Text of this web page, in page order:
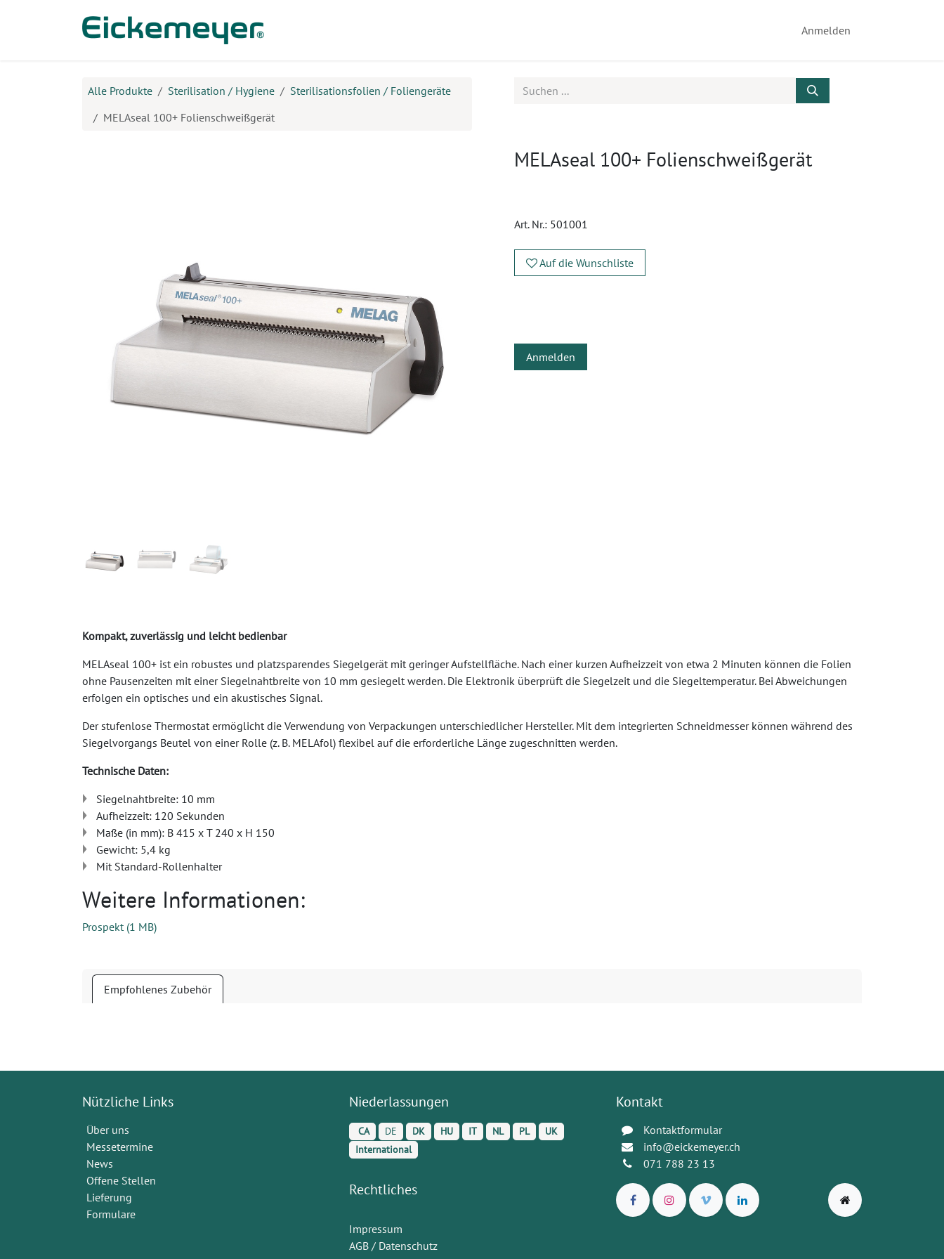
Anmelden
Alle Produkte Sterilisation / Hygiene
Sterilisationsfolien / Foliengeräte
MELAseal 100+ Folienschweißgerät
MELAseal 100+ Folienschweißgerät
Art. Nr.: 501001
Auf die Wunschliste
Anmelden
Kompakt, zuverlässig und leicht bedienbar
MELAseal 100+ ist ein robustes und platzsparendes Siegelgerät mit geringer Aufstellfläche. Nach einer kurzen Aufheizzeit von etwa 2 Minuten können die Folien
ohne Pausenzeiten mit einer Siegelnahtbreite von 10 mm gesiegelt werden. Die Elektronik überprüft die Siegelzeit und die Siegeltemperatur. Bei Abweichungen
erfolgen ein optisches und ein akustisches Signal.
Der stufenlose Thermostat ermöglicht die Verwendung von Verpackungen unterschiedlicher Hersteller. Mit dem integrierten Schneidmesser können während des
Siegelvorgangs Beutel von einer Rolle (z. B. MELAfol) flexibel auf die erforderliche Länge zugeschnitten werden.
Technische Daten:
Siegelnahtbreite: 10 mm
Aufheizzeit: 120 Sekunden
Maße (in mm): B 415 x T 240 x H 150
Gewicht: 5,4 kg
Mit Standard-Rollenhalter
Weitere Informationen:
Prospekt(1 MB)
Empfohlenes Zubehör
Nützliche Links
Über uns
Messetermine
News
Offene Stellen
Lieferung
Formulare
Niederlassungen
CA DE DK HU IT NL PL
UK
International
Rechtliches
Impressum
AGB / Datenschutz
Kontakt
Kontaktformular
info@eickemeyer.ch
071 788 23 13